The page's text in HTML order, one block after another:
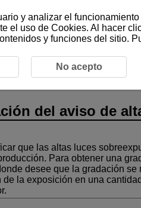
del aviso de
que las altas luces
Para obtener una
desee que la gradación
de la exposición en una
y analizar el
el uso de Cookies. Al hacer
y funciones del sitio.
No acepto